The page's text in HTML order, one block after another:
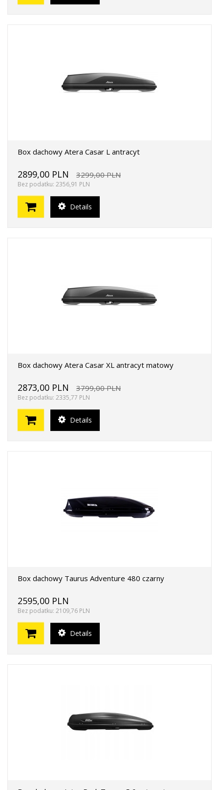
Box dachowy Atera Casar L antracyt
2899,00 PLN 3299,00 PLN
Bez podatku: 2356,91 PLN
Details
Box dachowy Atera Casar XL antracyt matowy
2873,00 PLN 3799,00 PLN
Bez podatku: 2335,77 PLN
Details
Box dachowy Taurus Adventure 480 czarny
2595,00 PLN
Bez podatku: 2109,76 PLN
Details